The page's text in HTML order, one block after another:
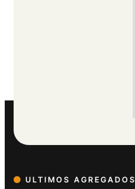
ULTIMOS AGREGADOS